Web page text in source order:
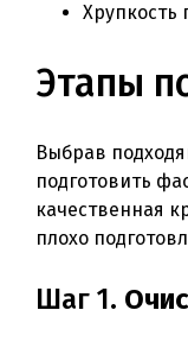
Хрупкость
Этапы
Выбрав
подготовить
качественная
плохо
Шаг 1.